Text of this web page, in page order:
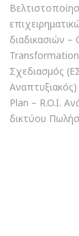
διαδικασιών –
Σχεδιασμός
Plan – R.O.I.
δικτύου